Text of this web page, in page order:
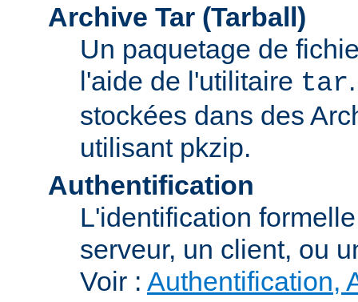
Archive Tar (Tarball)
Un paquetage de
l'aide de l'utilitaire tar
stockées dans des
utilisant pkzip.
Authentification
L'identification
serveur, un client, ou
Voir : Authentification,